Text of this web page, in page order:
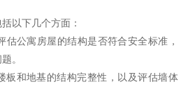
以下几个方面：
估公寓房屋的结构是否符合安全标准，
。
板和地基的结构完整性，以及评估墙体